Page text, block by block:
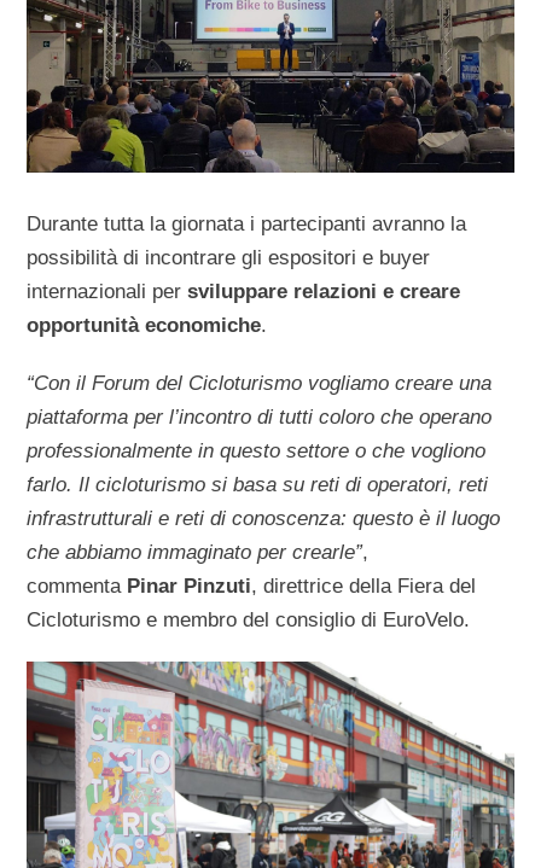
Durante tutta la giornata i partecipanti avranno la
possibilità di incontrare gli espositori e buyer
internazionali persviluppare relazioni e creare
opportunità economiche.
“Con il Forum del Cicloturismo vogliamo creare una
piattaforma per l’incontro di tutti coloro che operano
professionalmente in questo settore o che vogliono
farlo. Il cicloturismo si basa su reti di operatori, reti
infrastrutturali e reti di conoscenza: questo è il luogo
che abbiamo immaginato per crearle”,
commenta Pinar Pinzuti, direttrice della Fiera del
Cicloturismo e membro del consiglio di EuroVelo.